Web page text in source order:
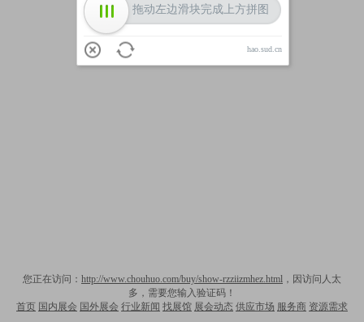
您正在访问： http://www.chouhuo.com/buy/show-rzziizmhez.html ，因访问人太
多，需要您输入验证码！
首页 国内展会 国外展会 行业新闻 找展馆 展会动态 供应市场 服务商 资源需求
拖动左边滑块完成上方拼图
hao.sud.cn